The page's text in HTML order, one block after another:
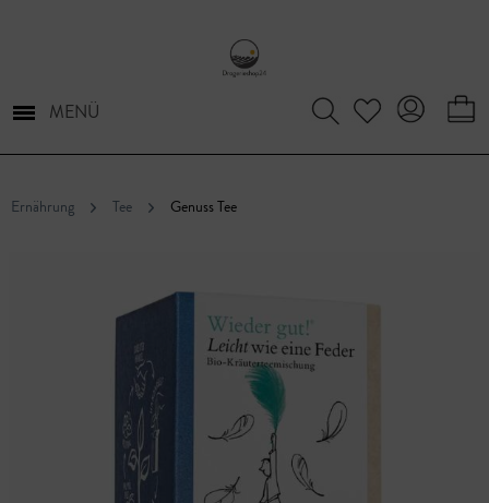
MENÜ
Ernährung Tee Genuss Tee